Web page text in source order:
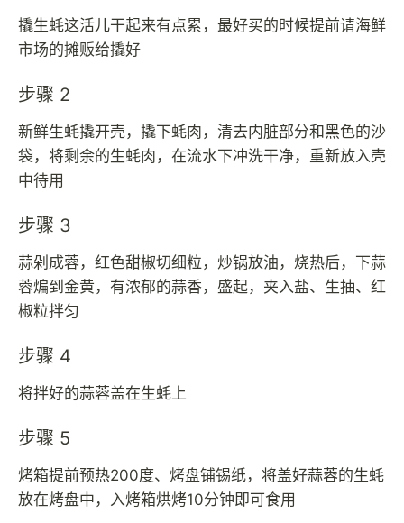
撬生蚝这活儿干起来有点累，最好买的时候提前请海鲜
市场的摊贩给撬好
步骤 2
新鲜生蚝撬开壳，撬下蚝肉，清去内脏部分和黑色的沙
袋，将剩余的生蚝肉，在流水下冲洗干净，重新放入壳
中待用
步骤 3
蒜剁成蓉，红色甜椒切细粒，炒锅放油，烧热后，下蒜
蓉煸到金黄，有浓郁的蒜香，盛起，夹入盐、生抽、红
椒粒拌匀
步骤 4
将拌好的蒜蓉盖在生蚝上
步骤 5
烤箱提前预热200度、烤盘铺锡纸，将盖好蒜蓉的生蚝
放在烤盘中，入烤箱烘烤10分钟即可食用